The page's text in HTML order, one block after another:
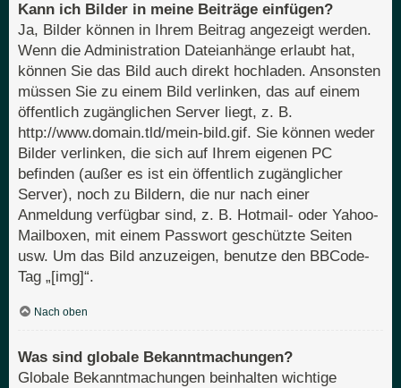
Kann ich Bilder in meine Beiträge einfügen?
Ja, Bilder können in Ihrem Beitrag angezeigt werden.
Wenn die Administration Dateianhänge erlaubt hat,
können Sie das Bild auch direkt hochladen. Ansonsten
müssen Sie zu einem Bild verlinken, das auf einem
öffentlich zugänglichen Server liegt, z. B.
http://www.domain.tld/mein-bild.gif. Sie können weder
Bilder verlinken, die sich auf Ihrem eigenen PC
befinden (außer es ist ein öffentlich zugänglicher
Server), noch zu Bildern, die nur nach einer
Anmeldung verfügbar sind, z. B. Hotmail- oder Yahoo-
Mailboxen, mit einem Passwort geschützte Seiten
usw. Um das Bild anzuzeigen, benutze den BBCode-
Tag „[img]“.
Nach oben
Was sind globale Bekanntmachungen?
Globale Bekanntmachungen beinhalten wichtige